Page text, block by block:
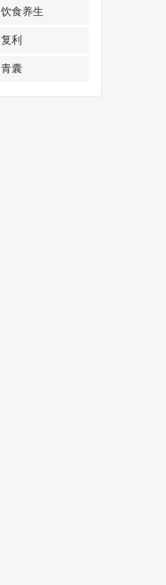
饮食养生
复利
青囊